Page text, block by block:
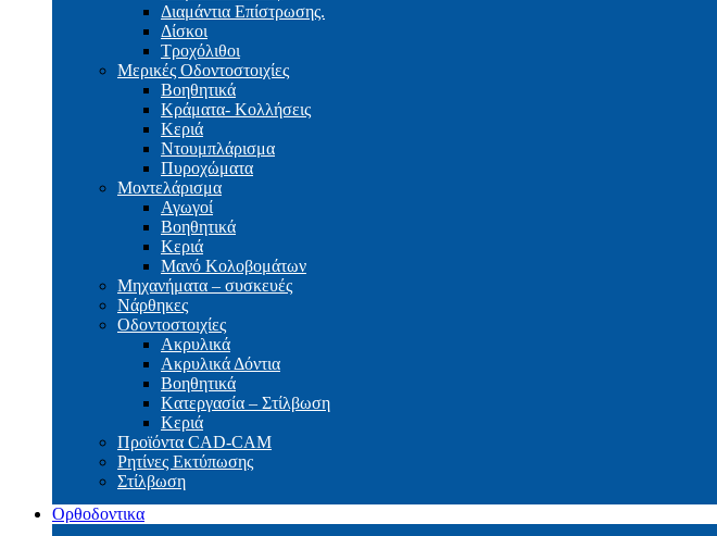
Διαμάντια Επίστρωσης.
Δίσκοι
Τροχόλιθοι
Μερικές Οδοντοστοιχίες
Bοηθητικά
Κράματα- Κολλήσεις
Κεριά
Ντουμπλάρισμα
Πυροχώματα
Μοντελάρισμα
Αγωγοί
Βoηθητικά
Κεριά
Μανό Κολοβομάτων
Μηχανήματα – συσκευές
Νάρθηκες
Οδοντοστοιχίες
Aκρυλικά
Ακρυλικά Δόντια
Βoηθητικά
Kατεργασία – Στίλβωση
Κεριά
Προϊόντα CAD-CAM
Ρητίνες Εκτύπωσης
Στίλβωση
Ορθοδοντικα